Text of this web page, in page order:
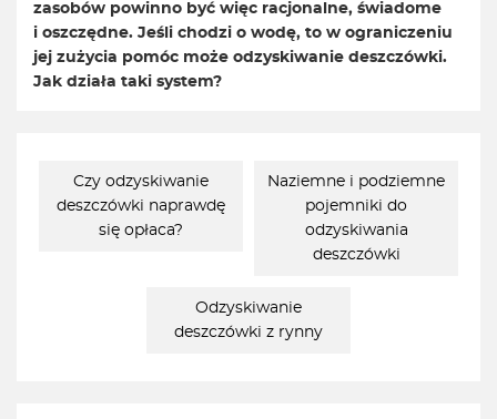
zasobów powinno być więc racjonalne, świadome
i oszczędne. Jeśli chodzi o wodę, to w ograniczeniu
jej zużycia pomóc może odzyskiwanie deszczówki.
Jak działa taki system?
Czy odzyskiwanie
deszczówki naprawdę
się opłaca?
Naziemne i podziemne
pojemniki do
odzyskiwania
deszczówki
Odzyskiwanie
deszczówki z rynny